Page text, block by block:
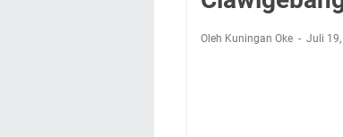
Oleh Kuningan Oke Juli